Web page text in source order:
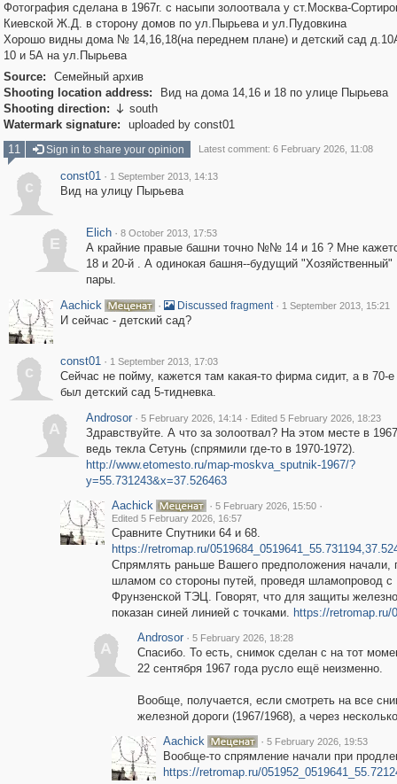
Фотография сделана в 1967г. с насыпи золоотвала у ст.Москва-
Киевской Ж.Д. в сторону домов по ул.Пырьева и ул.Пудовкина
Хорошо видны дома № 14,16,18(на переднем плане) и детский сад
10 и 5А на ул.Пырьева
Source:
Семейный архив
Shooting location address:
Вид на дома 14,16 и 18 по улице Пырьева
Shooting direction:  south
Watermark signature:
uploaded by const01
11
Sign in to share your opinion Latest comment: 6 February 2026, 11:08
c
const01 · 1 September 2013, 14:13
Вид на улицу Пырьева
E
Elich · 8 October 2013, 17:53
А крайние правые башни точно №№ 14 и 16 ? Мне
18 и 20-й . А одинокая башня--будущий
пары.
Aachick
· Discussed fragment · 1 September 2013, 15:21
И сейчас - детский сад?
c
const01 · 1 September 2013, 17:03
Сейчас не пойму, кажется там какая-то фирма сидит, а в 70-
был детский сад 5-тидневка.
A
Androsor · 5 February 2026, 14:14 · Edited 5 February 2026, 18:23
Здравствуйте. А что за золоотвал? На этом месте в
ведь текла Сетунь (спрямили где-то в 1970-1972).
http://www.etomesto.ru/map-moskva_sputnik-1967/?
y=55.731243&x=37.526463
Aachick
· 5 February 2026, 15:50 ·
Edited 5 February 2026, 16:57
Сравните Спутники 64 и 68.
https://retromap.ru/
Спрямлять раньше Вашего предположения начали,
шламом со стороны путей, проведя шламопровод с
Фрунзенской ТЭЦ. Говорят, что для защиты
показан синей линией с точками. https://retromap.ru/
A
Androsor · 5 February 2026, 18:28
Спасибо. То есть, снимок сделан с на тот
22 сентября 1967 года русло ещё неизменно.
Вообще, получается, если смотреть на все
железной дороги (1967/1968), а через
Aachick
· 5 February 2026, 19:53
Вообще-то спрямление начали при
https://retromap.ru/